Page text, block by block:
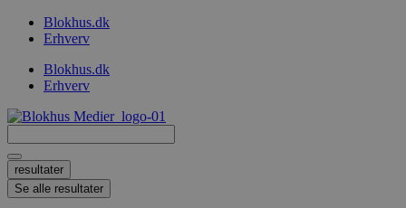
VidereBlokhus.dk
Erhverv
Blokhus.dk
Erhverv
...
resultater
Se alle resultater